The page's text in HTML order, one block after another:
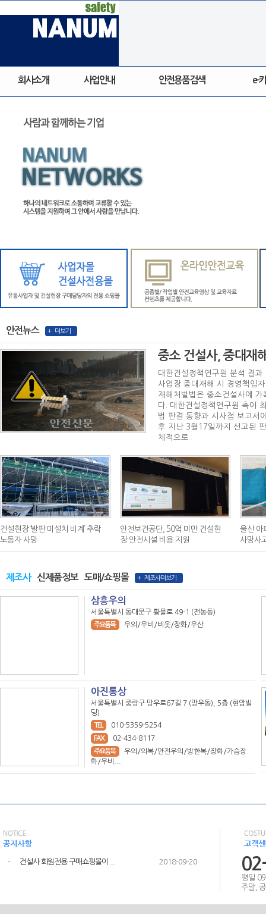
회사소개 사업안내 안전용품검색 e-
안전뉴스 + 더보기
중소 건설사, 중대재
대한건설정책연구원 분석 결
사업장 중대재해 시 경영책임
재해처벌법은 중소건설사에
다. 대한건설정책연구원 측이
법 판결 동향과 시사점 보고서
후 지난 3월17일까지 선고된
체적으로...
건설현장 ‘발판 미설치 비계’ 추락
노동자 사망
안전보건공단, 50억 미만 건설현
장 안전시설 비용 지원
울산 아
사망사
제조사 신제품정보 도매/쇼핑몰 + 제조사더보기
삼흥우의
서울특별시 동대문구 황물로 49-1 (전농동)
주요품목
우의/우비/비옷/장화/우산
아진통상
서울특별시 중랑구 망우로67길 7 (망우동), 5층 (현암빌
딩)
TEL
010-5359-5254
FAX
02-434-8117
주요품목
우의/의복/안전우의/방한복/장화/가슴장
화/우비...
- 건설사 회원전용 구매쇼핑몰이 ... 2018-09-20
평일
주말,